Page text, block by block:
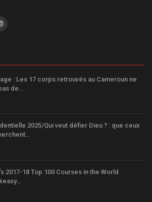
: Les 17 corps retrouvés au Cameroun ne
de…
2025/Qui veut défier Dieu ? : que ceux
2017-18 Top 100 Courses in the World